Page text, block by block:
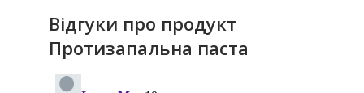
Відгуки про продукт
Протизапальна паста